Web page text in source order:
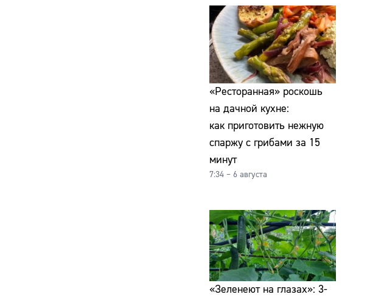
«Ресторанная» роскошь
на дачной кухне:
как приготовить нежную
спаржу с грибами за 15
минут
7:34 – 6 августа
«Зеленеют на глазах»: 3-